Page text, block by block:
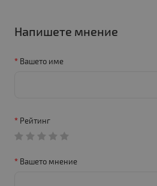
Напишете мнение
Вашето име
Рейтинг
Вашето мнение